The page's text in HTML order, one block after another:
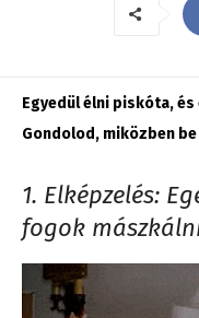
Egyedül élni piskóta,
Gondolod, miközben
1. Elképzelés:
fogok